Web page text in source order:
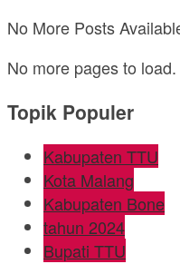
No More Posts
No more pages to load.
Topik Populer
Kabupaten TTU
Kota Malang
Kabupaten Bone
tahun 2024
Bupati TTU